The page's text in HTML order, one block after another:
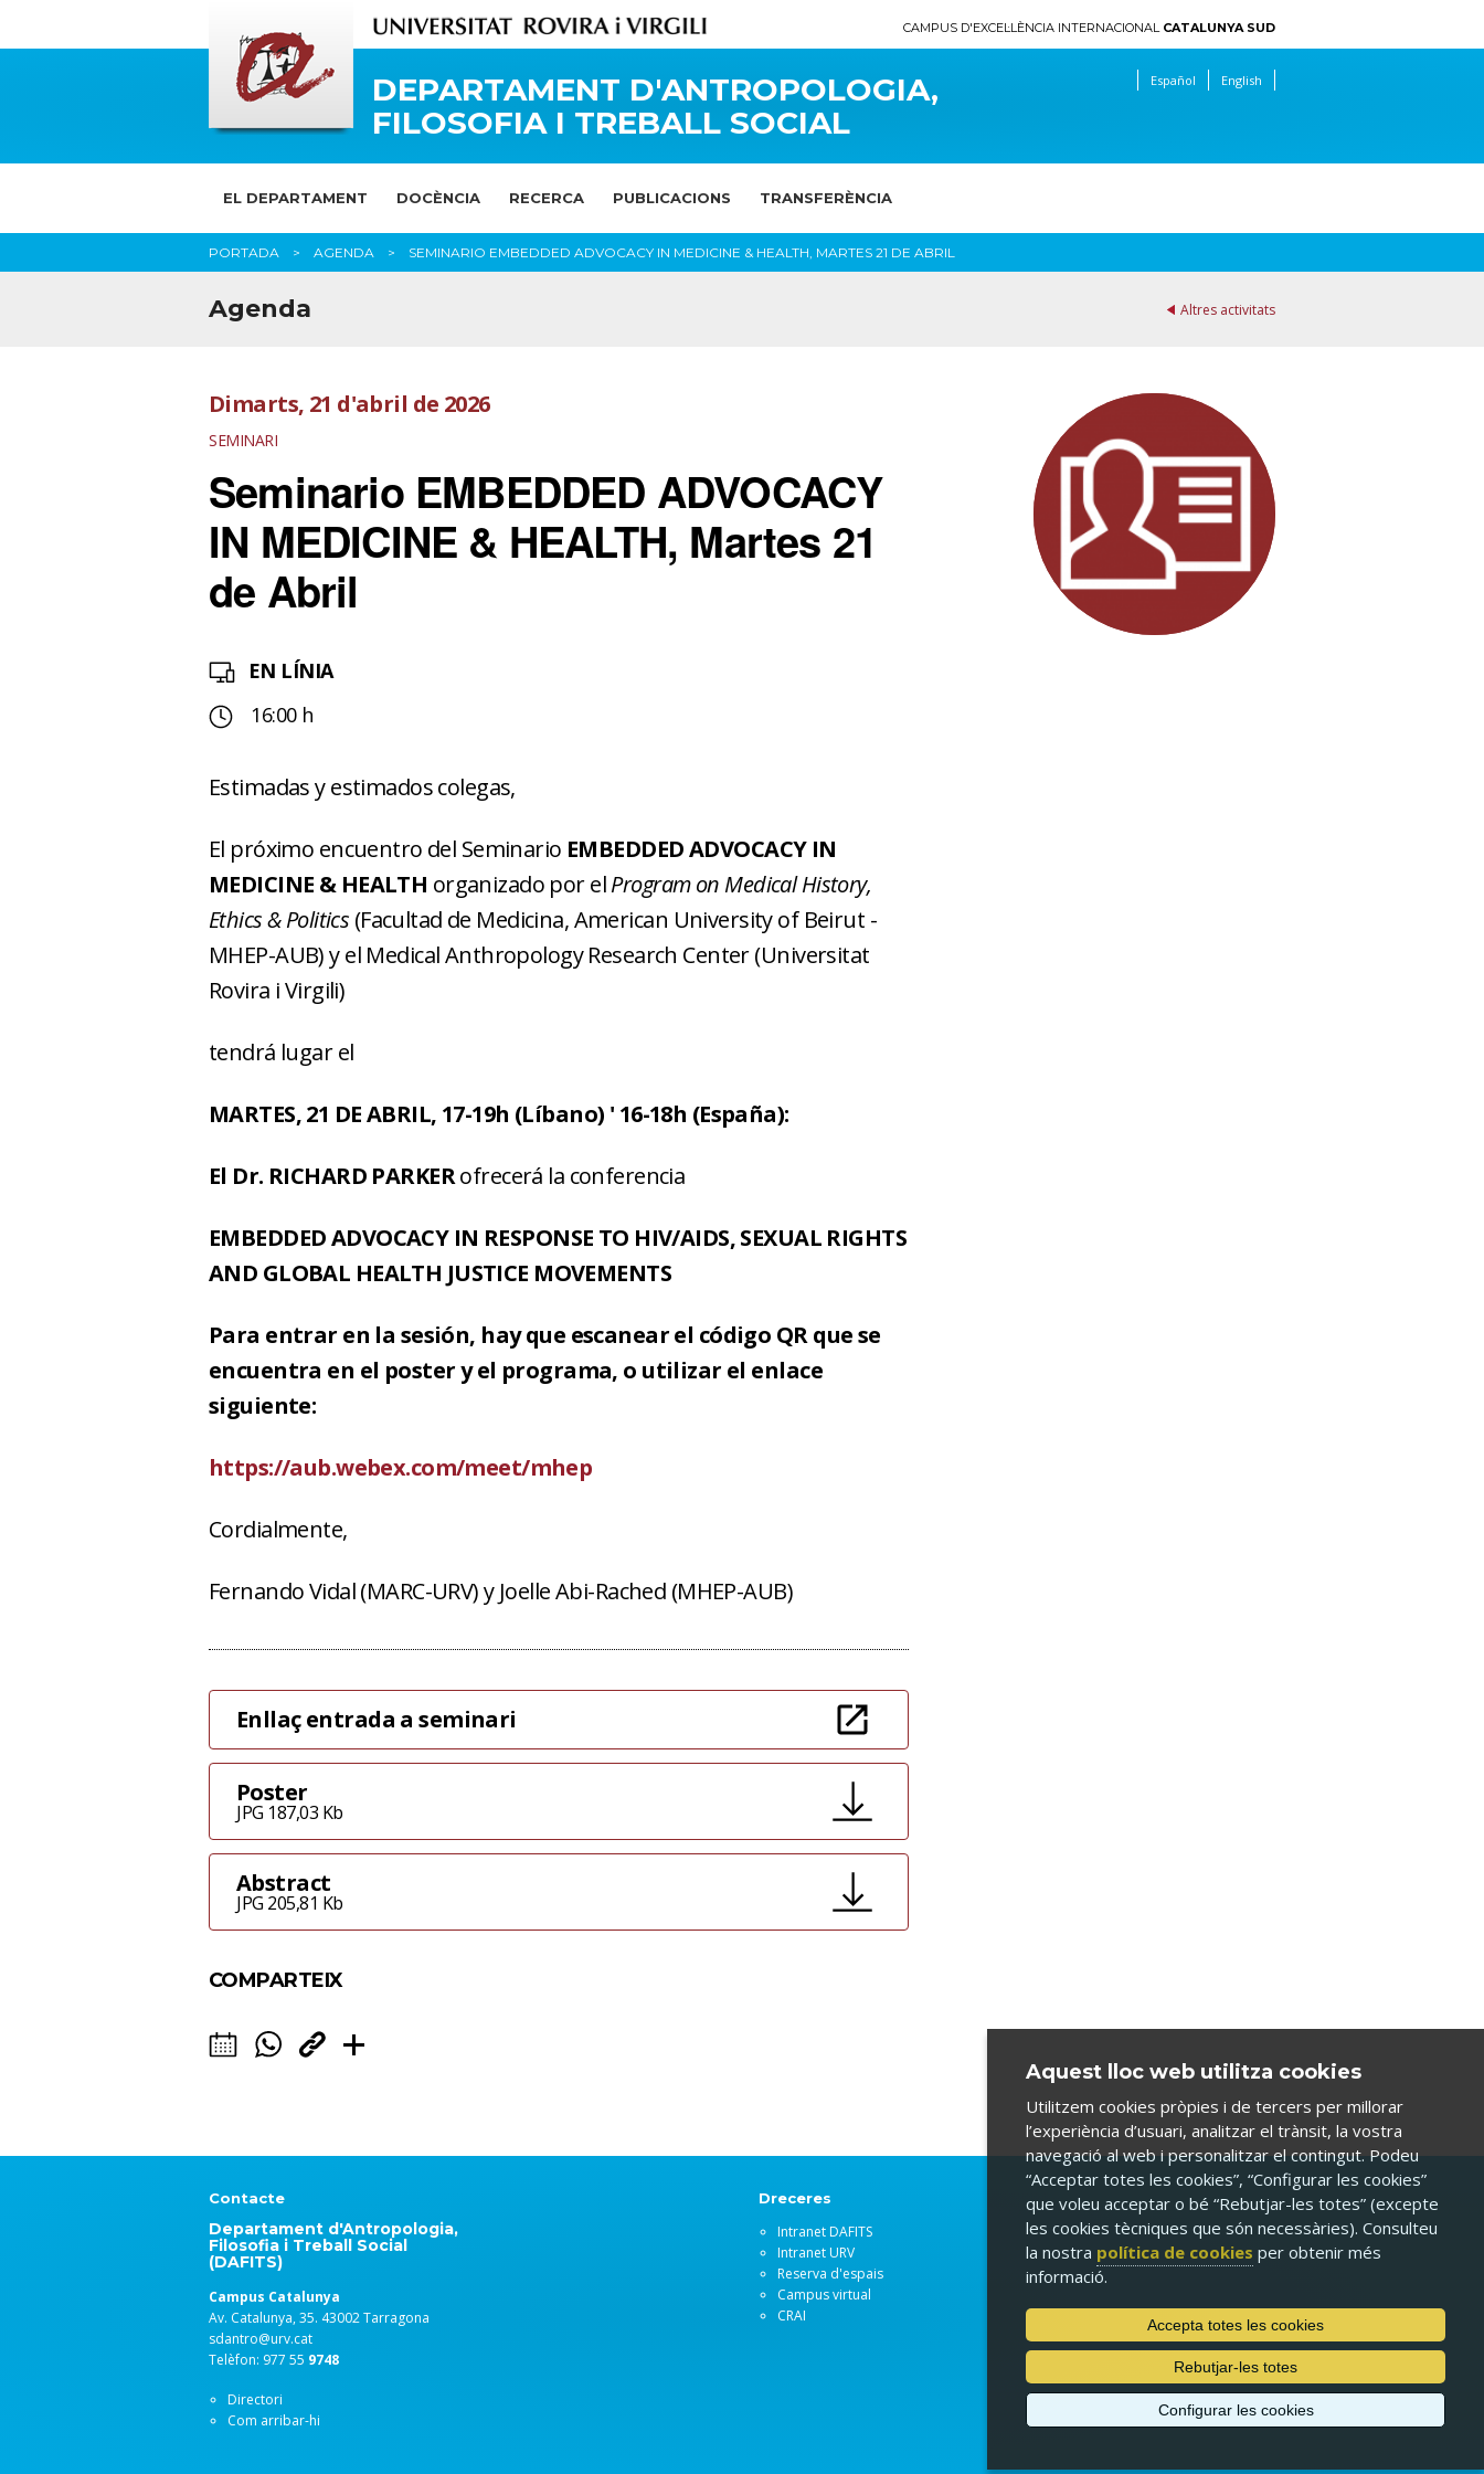
CAMPUS D'EXCEL·LÈNCIA INTERNACIONAL CATALUNYA SUD
DEPARTAMENT D'ANTROPOLOGIA,
FILOSOFIA I TREBALL SOCIAL
Español English
EL DEPARTAMENT DOCÈNCIA RECERCA PUBLICACIONS TRANSFERÈNCIA
PORTADA AGENDA SEMINARIO EMBEDDED ADVOCACY IN MEDICINE & HEALTH, MARTES 21 DE ABRIL
Altres activitats
Agenda
Dimarts, 21 d'abril de 2026
SEMINARI
Seminario EMBEDDED ADVOCACY
IN MEDICINE & HEALTH, Martes 21
de Abril
EN LÍNIA
16:00 h
Estimadas y estimados colegas,
El próximo encuentro del Seminario EMBEDDED ADVOCACY IN
MEDICINE & HEALTH organizado por elProgram on Medical History,
Ethics & Politics (Facultad de Medicina, American University of Beirut -
MHEP-AUB) y el Medical Anthropology Research Center (Universitat
Rovira i Virgili)
tendrá lugar el
MARTES, 21 DE ABRIL, 17-19h (Líbano) ' 16-18h (España):
El Dr. RICHARD PARKERofrecerá la conferencia
EMBEDDED ADVOCACY IN RESPONSE TO HIV/AIDS, SEXUAL RIGHTS
AND GLOBAL HEALTH JUSTICE MOVEMENTS
Para entrar en la sesión, hay que escanear el código QR que se
encuentra en el poster y el programa, o utilizar el enlace
siguiente:
https://aub.webex.com/meet/mhep
Cordialmente,
Fernando Vidal (MARC-URV) y Joelle Abi-Rached (MHEP-AUB)
Enllaç entrada a seminari
Poster
JPG 187,03 Kb
Abstract
JPG 205,81 Kb
COMPARTEIX
Contacte
Departament d'Antropologia,
Filosofia i Treball Social
(DAFITS)
Campus Catalunya
Av. Catalunya, 35. 43002 Tarragona
sdantro@urv.cat
Telèfon: 977 55 9748
Directori
Com arribar-hi
Dreceres
Intranet DAFITS
Intranet URV
Reserva d'espais
Campus virtual
CRAI
Aquest lloc web utilitza cookies
Utilitzem cookies pròpies i de tercers per millorar
l’experiència d’usuari, analitzar el trànsit, la vostra
navegació al web i personalitzar el contingut. Podeu
“Acceptar totes les cookies”, “Configurar les cookies”
que voleu acceptar o bé “Rebutjar-les totes” (excepte
les cookies tècniques que són necessàries). Consulteu
la nostra política de cookies per obtenir més
informació.
Accepta totes les cookies
Rebutjar-les totes
Configurar les cookies